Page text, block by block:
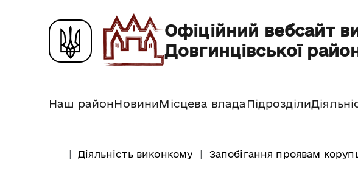
Офіційний вебсайт
Довгинцівської
Наш районНовиниМісцева влада Підрозділи
Діяльність виконкому Запобігання проявам